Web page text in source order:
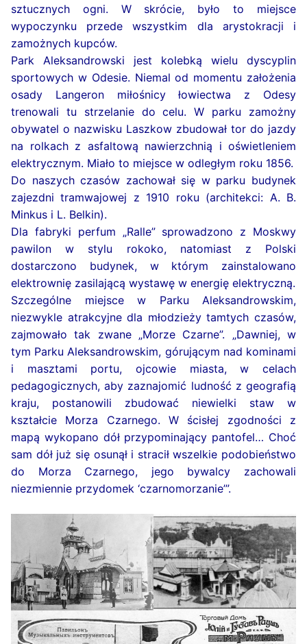
sztucznych ogni. W skrócie, było to miejsce
wypoczynku przede wszystkim dla arystokracji i
zamożnych kupców.
Park Aleksandrowski jest kolebką wielu dyscyplin
sportowych w Odesie. Niemal od momentu założenia
osady Langeron miłośnicy łowiectwa z Odesy
trenowali tu strzelanie do celu. W parku zamożny
obywatel o nazwisku Laszkow zbudował tor do jazdy
na rolkach z asfaltową nawierzchnią i oświetleniem
elektrycznym. Miało to miejsce w odległym roku 1856.
Do naszych czasów zachował się w parku budynek
zajezdni tramwajowej z 1910 roku (architekci: A. B.
Minkus i L. Belkin).
Dla fabryki perfum „Ralle” sprowadzono z Moskwy
pawilon w stylu rokoko, natomiast z Polski
dostarczono budynek, w którym zainstalowano
elektrownię zasilającą wystawę w energię elektryczną.
Szczególne miejsce w Parku Aleksandrowskim,
niezwykle atrakcyjne dla młodzieży tamtych czasów,
zajmowało tak zwane „Morze Czarne”. „Dawniej, w
tym Parku Aleksandrowskim, górującym nad kominami
i masztami portu, ojcowie miasta, w celach
pedagogicznych, aby zaznajomić ludność z geografią
kraju, postanowili zbudować niewielki staw w
kształcie Morza Czarnego. W ścisłej zgodności z
mapą wykopano dół przypominający pantofel… Choć
sam dół już się osunął i stracił wszelkie podobieństwo
do Morza Czarnego, jego bywalcy zachowali
niezmiennie przydomek ‘czarnomorzanie’”.